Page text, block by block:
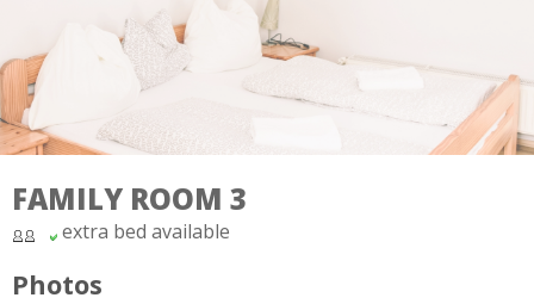
FAMILY ROOM 3
extra bed available
Photos